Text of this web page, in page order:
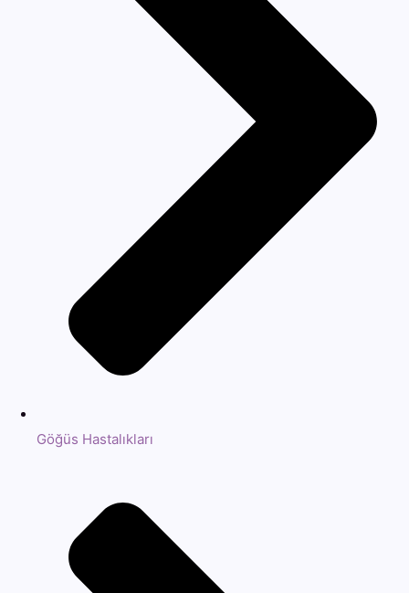
Göğüs Hastalıkları